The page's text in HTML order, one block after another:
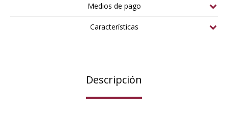
Medios de pago
Características
Descripción